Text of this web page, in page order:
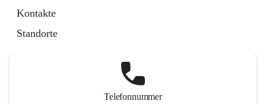
Kontakte
Standorte
Telefonnummer